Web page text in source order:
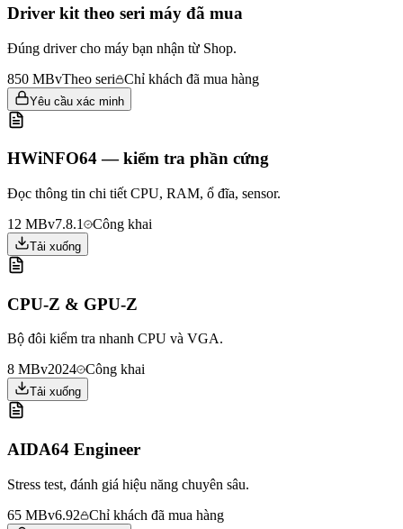
Driver kit theo seri máy đã mua
Đúng driver cho máy bạn nhận từ Shop.
850 MBvTheo seri Chỉ khách đã mua hàng
Yêu cầu xác minh
HWiNFO64 — kiểm tra phần cứng
Đọc thông tin chi tiết CPU, RAM, ổ đĩa, sensor.
12 MBv7.8.1 Công khai
Tải xuống
CPU-Z & GPU-Z
Bộ đôi kiểm tra nhanh CPU và VGA.
8 MBv2024 Công khai
Tải xuống
AIDA64 Engineer
Stress test, đánh giá hiệu năng chuyên sâu.
65 MBv6.92 Chỉ khách đã mua hàng